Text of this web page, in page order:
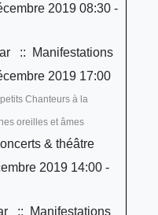
2019 08:30 -
:: Manifestations
2019 17:00
Chanteurs à la
oreilles et âmes
& théâtre
2019 14:00 -
:: Manifestations